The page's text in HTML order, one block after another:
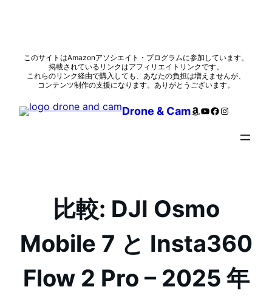
このサイトはAmazonアソシエイト・プログラムに参加しています。
掲載されているリンクはアフィリエイトリンクです。
これらのリンク経由で購入しても、あなたの負担は増えませんが、
コンテンツ制作の支援になります。ありがとうございます。
Drone & CamAmazon
YouTube
Facebook
Instagram
比較: DJI Osmo
Mobile 7 と Insta360
Flow 2 Pro – 2025 年